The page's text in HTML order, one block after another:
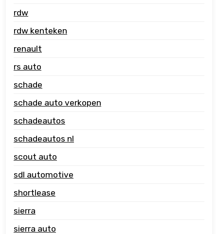
rdw
rdw kenteken
renault
rs auto
schade
schade auto verkopen
schadeautos
schadeautos nl
scout auto
sdl automotive
shortlease
sierra
sierra auto